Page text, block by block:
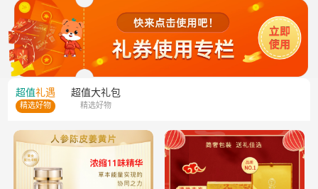
超值礼遇
精选好物
超值大礼包
精选好物